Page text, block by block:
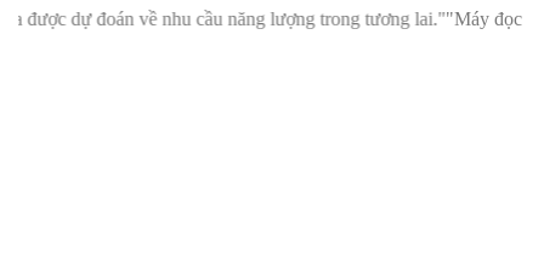
về nhu cầu năng lượng trong tương lai.""Máy đọc chỉ số thông